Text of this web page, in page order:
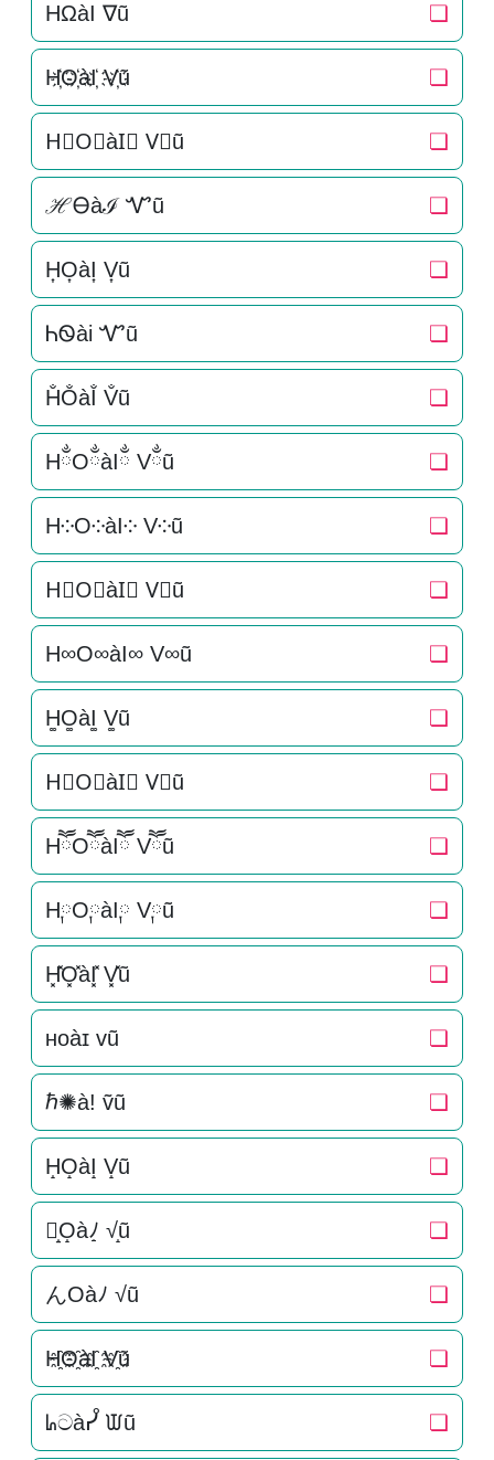
HΩàI ∇ũ ❏
H҉O҉àI҉ V҉ũ ❏
H⃜O⃜àI⃜ V⃜ũ ❏
ℋᎾàℐ Ꮙũ ❏
H͎O͎àI͎ V͎ũ ❏
ᏂᏫài Ꮙũ ❏
H̐O̐àI̐ V̐ũ ❏
HྂOྂàIྂ Vྂũ ❏
H༶O༶àI༶ V༶ũ ❏
H⃕O⃕àI⃕ V⃕ũ ❏
H∞O∞àI∞ V∞ũ ❏
H͚O͚àI͚ V͚ũ ❏
H⃒O⃒àI⃒ V⃒ũ ❏
HཽOཽàIཽ Vཽũ ❏
H༙O༙àI༙ V༙ũ ❏
H͓̽O͓̽àI͓̽ V͓̽ũ ❏
ʜᴏàɪ ᴠũ ❏
ℏ✺à! ṽũ ❏
H̝O̝àI̝ V̝ũ ❏
ん̝O̝àﾉ̝ √̝ũ ❏
んOàﾉ √ũ ❏
H҈O҈àI҈ V҈ũ ❏
ᖺටàᓮ ᙡũ ❏